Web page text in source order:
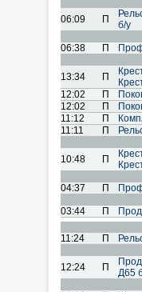
06:09 П
б/у
06:38 П
13:34 П
12:02
П
12:02
П
11:12
П
11:11
П
10:48 П
04:37 П
03:44 П
11:24 П
12:24 П
Д65